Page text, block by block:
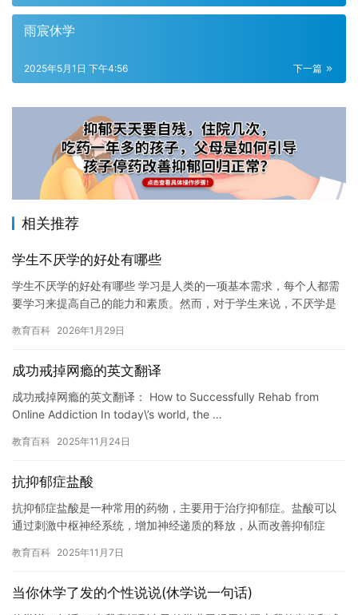
雨宸休学
下一篇
2025年5月1日 下午4:56
相关推荐
学生不厌学的好处有哪些
学生不厌学的好处有哪些 学习是人类的一项基本需求，每个人都需
要学习来提高自己的能力和素质。然而，对于学生来说，不厌学是
教育百科 2026年1月29日
成功戒掉网瘾的英文翻译
成功戒掉网瘾的英文翻译： How to Successfully Rehab from
Online Addiction In today\’s world, the …
教育百科 2025年11月24日
抗抑郁症盐酸
抗抑郁症盐酸是一种常用的药物，主要用于治疗抑郁症。盐酸可以
通过刺激中枢神经系统，增加神经递质的释放，从而改善抑郁症
日…
教育百科 2025年11月7日
当你休学了发的个性说说(休学说一句话)